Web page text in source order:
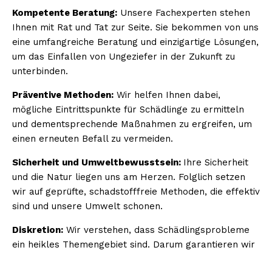
Kompetente Beratung: Unsere Fachexperten stehen
Ihnen mit Rat und Tat zur Seite. Sie bekommen von uns
eine umfangreiche Beratung und einzigartige Lösungen,
um das Einfallen von Ungeziefer in der Zukunft zu
unterbinden.
Präventive Methoden: Wir helfen Ihnen dabei,
mögliche Eintrittspunkte für Schädlinge zu ermitteln
und dementsprechende Maßnahmen zu ergreifen, um
einen erneuten Befall zu vermeiden.
Sicherheit und Umweltbewusstsein: Ihre Sicherheit
und die Natur liegen uns am Herzen. Folglich setzen
wir auf geprüfte, schadstofffreie Methoden, die effektiv
sind und unsere Umwelt schonen.
Diskretion: Wir verstehen, dass Schädlingsprobleme
ein heikles Themengebiet sind. Darum garantieren wir